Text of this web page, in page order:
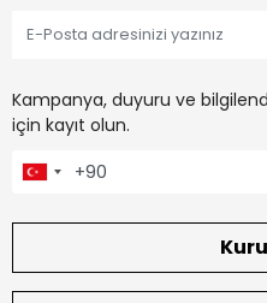
Kampanya, duyuru ve
için kayıt olun.